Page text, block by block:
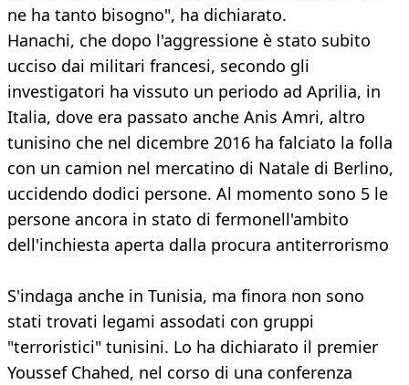
ne ha tanto bisogno", ha dichiarato.
Hanachi, che dopo l'aggressione è stato subito
ucciso dai militari francesi, secondo gli
investigatori ha vissuto un periodo ad Aprilia, in
Italia, dove era passato anche Anis Amri, altro
tunisino che nel dicembre 2016 ha falciato la folla
con un camion nel mercatino di Natale di Berlino,
uccidendo dodici persone. Al momento sono 5 le
persone ancora in stato di fermonell'ambito
dell'inchiesta aperta dalla procura antiterrorismo
S'indaga anche in Tunisia, ma finora non sono
stati trovati legami assodati con gruppi
"terroristici" tunisini. Lo ha dichiarato il premier
Youssef Chahed, nel corso di una conferenza